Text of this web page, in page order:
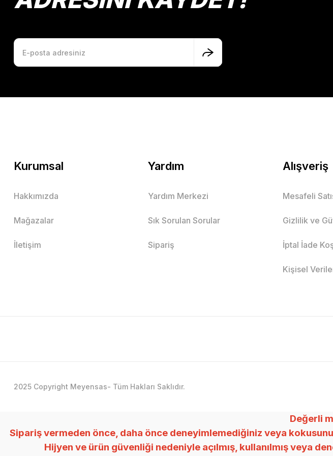
Kurumsal
Hakkımızda
Mağazalar
İletişim
Yardım
Yardım Merkezi
Sık Sorulan Sorular
Sipariş
Alışveriş
Mesafeli
Gizlilik ve
İptal İade
Kişisel
2025 Copyright Meyensas- Tüm Hakları Saklıdır.
Değerli
Sipariş vermeden önce, daha önce deneyimlemediğiniz veya
Hijyen ve ürün güvenliği nedeniyle açılmış, kullanılmış veya